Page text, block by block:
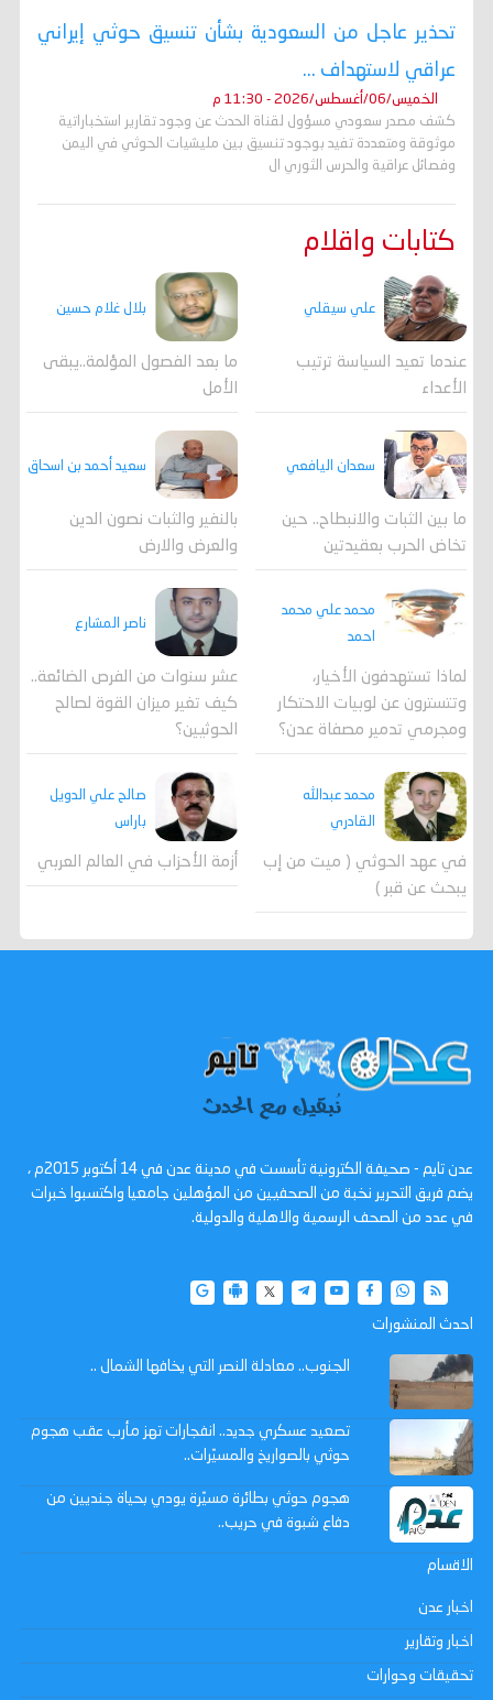
تحذير عاجل من السعودية بشأن تنسيق حوثي إيراني
عراقي لاستهداف ...
الخميس/06/أغسطس/2026 - 11:30 م
كشف مصدر سعودي مسؤول لقناة الحدث عن وجود تقارير استخباراتية
موثوقة ومتعددة تفيد بوجود تنسيق بين مليشيات الحوثي في اليمن
وفصائل عراقية والحرس الثوري ال
كتابات واقلام
علي سيقلي
عندما تعيد السياسة ترتيب
الأعداء
بلال غلام حسين
ما بعد الفصول المؤلمة..يبقى
الأمل
سعدان اليافعي
ما بين الثبات والانبطاح.. حين
تخاض الحرب بعقيدتين
سعيد أحمد بن اسحاق
بالنفير والثبات نصون الدين
والعرض والارض
محمد علي محمد
احمد
لماذا تستهدفون الأخيار،
وتتسترون عن لوبيات الاحتكار
ومجرمي تدمير مصفاة عدن؟
ناصر المشارع
عشر سنوات من الفرص الضائعة..
كيف تغير ميزان القوة لصالح
الحوثيين؟
محمد عبدالله
القادري
في عهد الحوثي ( ميت من إب
يبحث عن قبر )
صالح علي الدويل
باراس
أزمة الأحزاب في العالم العربي
عدن تايم - صحيفة الكترونية تأسست في مدينة عدن في 14 أكتوبر 2015م ،
يضم فريق التحرير نخبة من الصحفيين من المؤهلين جامعيا واكتسبوا خبرات
في عدد من الصحف الرسمية والاهلية والدولية.
احدث المنشورات
الجنوب.. معادلة النصر التي يخافها الشمال ..
تصعيد عسكري جديد.. انفجارات تهز مأرب عقب هجوم
حوثي بالصواريخ والمسيّرات..
هجوم حوثي بطائرة مسيّرة يودي بحياة جنديين من
دفاع شبوة في حريب..
الاقسام
اخبار عدن
اخبار وتقارير
تحقيقات وحوارات